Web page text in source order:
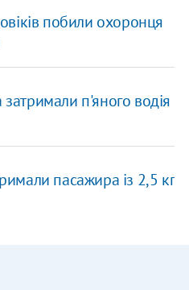
побили охоронця
затримали п'яного водія
пасажира із 2,5 кг